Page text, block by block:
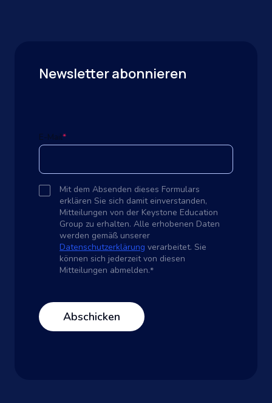
Newsletter abonnieren
E-Mail*
Mit dem Absenden dieses Formulars
erklären Sie sich damit einverstanden,
Mitteilungen von der Keystone Education
Group zu erhalten. Alle erhobenen Daten
werden gemäß unserer
Datenschutzerklärung verarbeitet. Sie
können sich jederzeit von diesen
Mitteilungen abmelden.*